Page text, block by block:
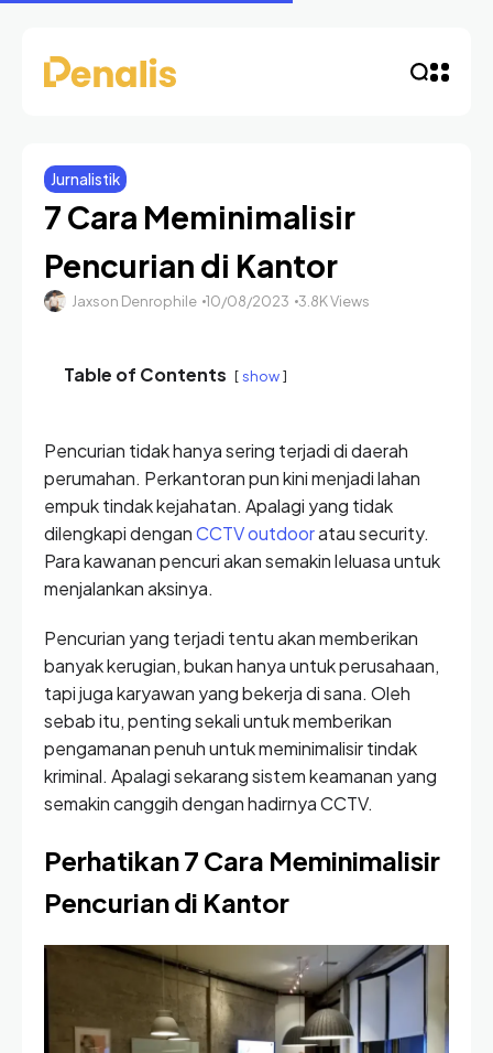
Jurnalistik
7 Cara Meminimalisir
Pencurian di Kantor
Jaxson Denrophile 10/08/2023 3.8K Views
Table of Contents show
Pencurian tidak hanya sering terjadi di daerah
perumahan. Perkantoran pun kini menjadi lahan
empuk tindak kejahatan. Apalagi yang tidak
dilengkapi denganCCTV outdooratau security.
Para kawanan pencuri akan semakin leluasa untuk
menjalankan aksinya.
Pencurian yang terjadi tentu akan memberikan
banyak kerugian, bukan hanya untuk perusahaan,
tapi juga karyawan yang bekerja di sana. Oleh
sebab itu, penting sekali untuk memberikan
pengamanan penuh untuk meminimalisir tindak
kriminal. Apalagi sekarang sistem keamanan yang
semakin canggih dengan hadirnya CCTV.
Perhatikan 7 Cara Meminimalisir
Pencurian di Kantor